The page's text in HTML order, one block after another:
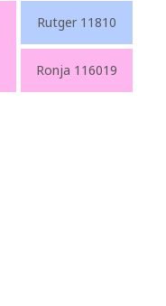
Rutger 11810
Ronja 116019